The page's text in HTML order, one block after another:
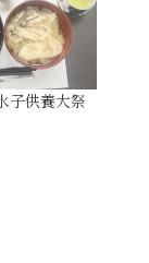
子供養大祭